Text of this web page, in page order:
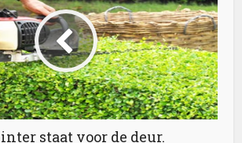
staat voor de deur.